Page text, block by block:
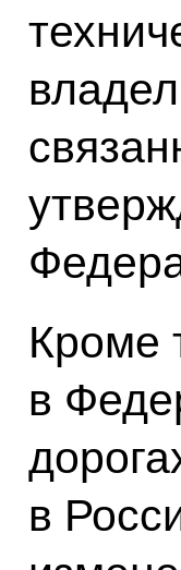
Кроме
в
в